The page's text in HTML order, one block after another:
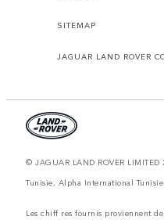
SITEMAP
JAGUAR LAND ROVER
© JAGUAR LAND ROVER LIMITED
Tunisie, Alpha International Tunisie
Les chiff res fournis proviennent